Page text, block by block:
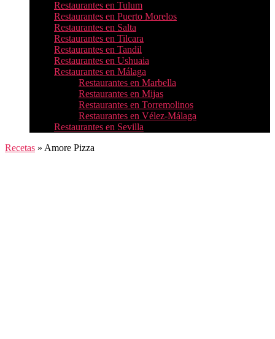
Restaurantes en Tulum
Restaurantes en Puerto Morelos
Restaurantes en Salta
Restaurantes en Tilcara
Restaurantes en Tandil
Restaurantes en Ushuaia
Restaurantes en Málaga
Restaurantes en Marbella
Restaurantes en Mijas
Restaurantes en Torremolinos
Restaurantes en Vélez-Málaga
Restaurantes en Sevilla
Recetas » Amore Pizza